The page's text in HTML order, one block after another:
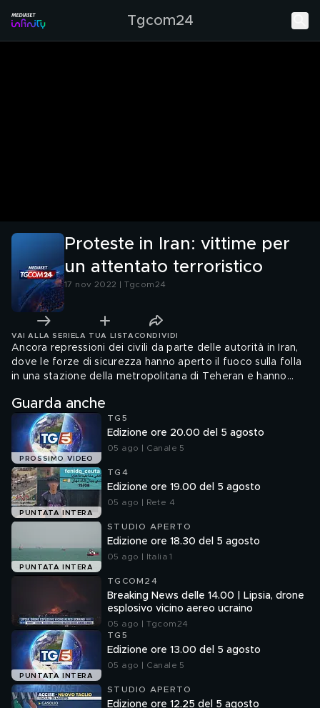
Tgcom24
Proteste in Iran: vittime per
un attentato terroristico
17 nov 2022 | Tgcom24
VAI ALLA SERIE LA TUA LISTA CONDIVIDI
Ancora repressioni dei civili da parte delle autorità in Iran,
dove le forze di sicurezza hanno aperto il fuoco sulla folla
in una stazione della metropolitana di Teheran e hanno
riportarlo il Guardian, che cita filmati condivisi sui social."Un
gruppo di uomini armati ha aperto il fuoco in un bazar di
Izeh, uccidendo almeno cinque persone e ferendo civili e
forze di sicurezza.
Guarda anche
PROSSIMO VIDEO
TG5
Edizione ore 20.00 del 5 agosto
05 ago | Canale 5
PUNTATA INTERA
TG4
Edizione ore 19.00 del 5 agosto
05 ago | Rete 4
PUNTATA INTERA
STUDIO APERTO
Edizione ore 18.30 del 5 agosto
05 ago | Italia 1
TGCOM24
Breaking News delle 14.00 | Lipsia, drone
esplosivo vicino aereo ucraino
05 ago | Tgcom24
PUNTATA INTERA
TG5
Edizione ore 13.00 del 5 agosto
05 ago | Canale 5
STUDIO APERTO
Edizione ore 12.25 del 5 agosto